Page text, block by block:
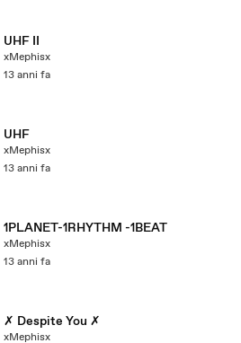
UHF II
xMephisx
13 anni fa
UHF
xMephisx
13 anni fa
1PLANET-1RHYTHM -1BEAT
xMephisx
13 anni fa
✗ Despite You ✗
xMephisx